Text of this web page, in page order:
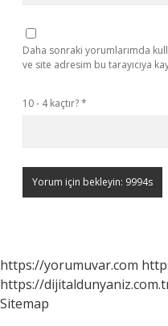
Daha sonraki yorumlarımda
ve site adresim bu tarayıcıya
10 - 4 kaçtır?*
https://yorumuvar.com
https://
Sitemap